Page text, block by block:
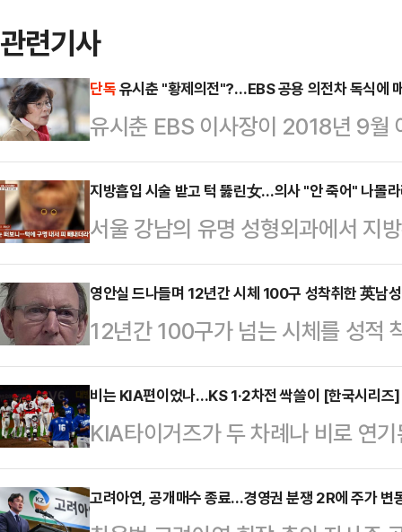
관련기사
단독유시춘 "황제의전"?…EBS 공용 의전차 독식에
유시춘 EBS 이사장이 2018년 9월
명이 공동으로 사용토록 마련된 의
으로 드러났다. 또 유 이사장은 직
참석 수당 등을 받아 많게는 연
가 매해 수백억원대의 적자를 내 '
유 이사장에 대한 의전이 과한 것
민의힘 의원(국회 과학기술정보방
터 받은 '업무…
지방흡입 시술 받고 턱 뚫린女…의사 "안 죽어" 나몰
서울 강남의 유명 성형외과에서 지
을 앓고 있다는 한 여성의 사연이
A씨는 2022년 12월 서울 강남의
실리프팅 시술을 받았다.A씨는 "병
이 진행했다"며 "근데 병원 건물에
고 심하게 부어서 시술 직후에 나타
했다.당시 A씨의 얼굴을 본 직장
건 성형…
영안실 드나들며 12년간 시체 100구 성착취한 英남성
12년간 100구가 넘는 시체를 성적
있다.22일(현지시간) 영국 BBC 등
형을 선고받은 데이비드 풀러(70)
1987년 20대 여성 두 명을 성폭행
포되면서 사건은 수면 위로 떠올랐
러의 컴퓨터에서 그가 시체를 성폭
비는 KIA편이었나…KS 1·2차전 싹쓸이 [한국시리즈]
KIA타이거즈가 두 차례나 비로 연
어 담으며 기세를 올렸다.KIA는 23
성라이온즈와 한국시리즈(KS·7전
고려아연, 공개매수 종료…경영권 분쟁 2R에 주가 변